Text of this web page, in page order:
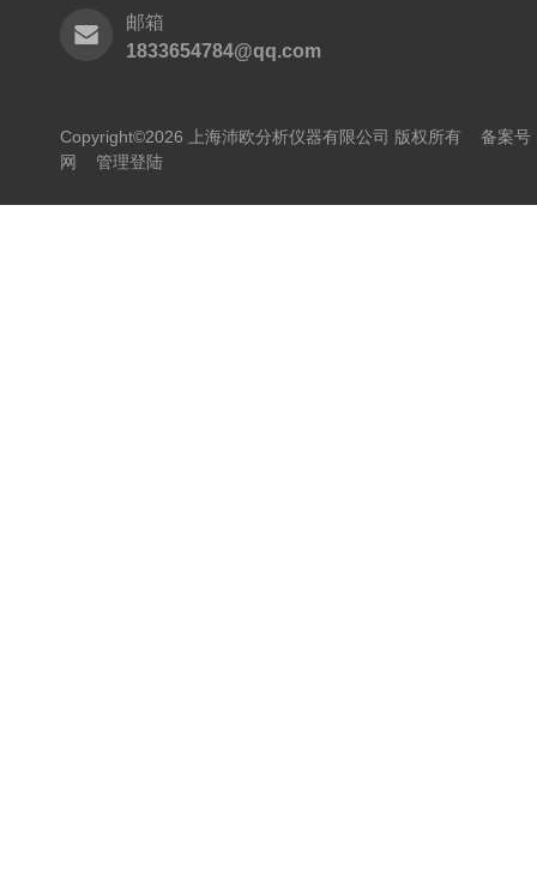
邮箱
1833654784@qq.com
Copyright©2026 上海沛欧分析仪器有限公司 版权所有 备案号
网
管理登陆